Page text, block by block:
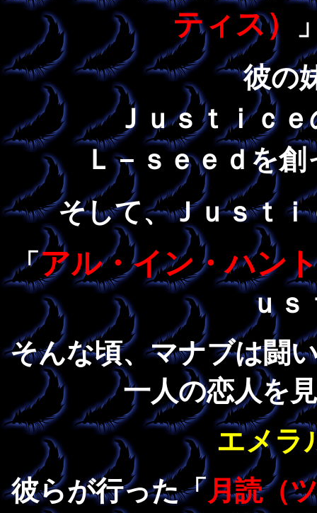
ティス）
彼の
Ｊｕｓｔｉｃ
Ｌ－ｓｅｅｄを創
そして、Ｊｕｓｔｉ
「アル・イン・ハン
ｕｓ
そんな頃、マナブは闘
一人の恋人を
エメラ
彼らが行った「月読（